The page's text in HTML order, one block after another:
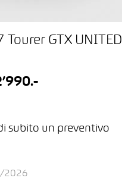
Tourer GTX UNITED
subito un preventivo
2026